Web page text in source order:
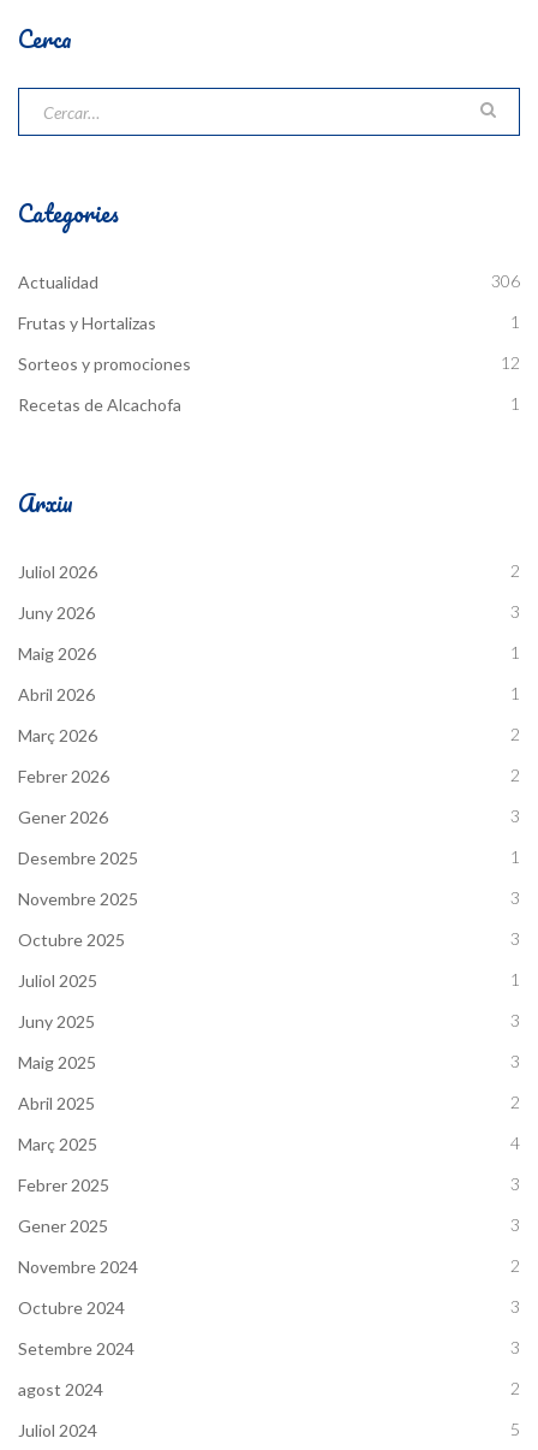
Cerca
Categories
Actualidad 306
Frutas y Hortalizas 1
Sorteos y promociones 12
Recetas de Alcachofa 1
Arxiu
Juliol 2026 2
Juny 2026 3
Maig 2026 1
Abril 2026 1
Març 2026 2
Febrer 2026 2
Gener 2026 3
Desembre 2025 1
Novembre 2025 3
Octubre 2025 3
Juliol 2025 1
Juny 2025 3
Maig 2025 3
Abril 2025 2
Març 2025 4
Febrer 2025 3
Gener 2025 3
Novembre 2024 2
Octubre 2024 3
Setembre 2024 3
agost 2024 2
Juliol 2024 5